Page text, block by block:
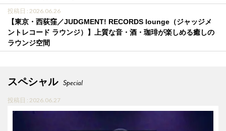
投稿日 : 2026.06.26
【東京・西荻窪／JUDGMENT! RECORDS lounge（ジャッジメ
ントレコード ラウンジ）】上質な音・酒・珈琲が楽しめる癒しの
ラウンジ空間
スペシャル Special
投稿日 : 2026.06.27